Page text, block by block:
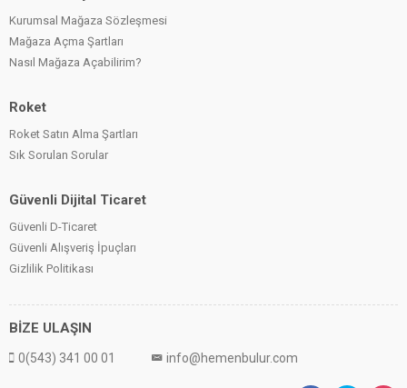
Kurumsal Mağaza Sözleşmesi
Mağaza Açma Şartları
Nasıl Mağaza Açabilirim?
Roket
Roket Satın Alma Şartları
Sık Sorulan Sorular
Güvenli Dijital Ticaret
Güvenli D-Ticaret
Güvenli Alışveriş İpuçları
Gizlilik Politikası
BİZE ULAŞIN
0(543) 341 00 01 info@hemenbulur.com